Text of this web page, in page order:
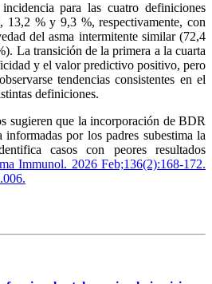
para las cuatro definiciones
% y 9,3 %, respectivamente, con
del asma intermitente similar (72,4
La transición de la primera a la cuarta
y el valor predictivo positivo, pero
tendencias consistentes en el
definiciones.
sugieren que la incorporación de BDR
por los padres subestima la
casos con peores resultados
Immunol. 2026 Feb;136(2):168-172.